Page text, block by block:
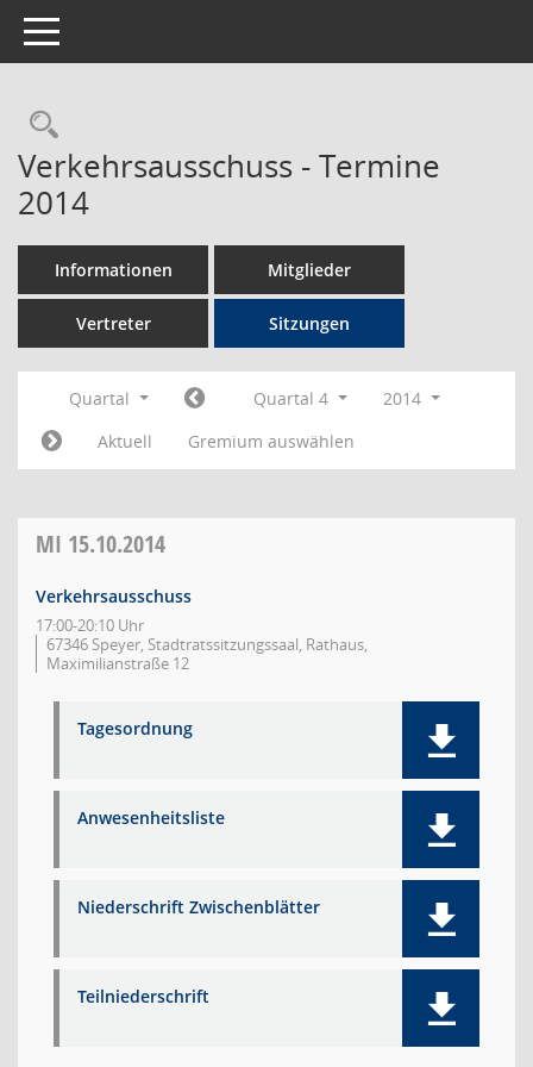
Toggle navigation
Rechercheauswahl
Verkehrsausschuss - Termine
2014
Informationen Mitglieder
Vertreter Sitzungen
Quartal Quartal 4
2014
Aktuell
Gremium auswählen
MI 15.10.2014
Verkehrsausschuss
17:00-20:10 Uhr
67346 Speyer, Stadtratssitzungssaal, Rathaus,
Maximilianstraße 12
Tagesordnung
Anwesenheitsliste
Niederschrift Zwischenblätter
Teilniederschrift